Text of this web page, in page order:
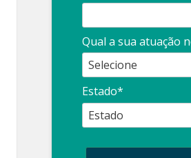
Qual a sua atuação
Estado*